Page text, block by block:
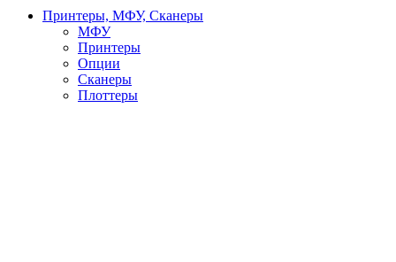
Принтеры, МФУ, Сканеры
МФУ
Принтеры
Опции
Сканеры
Плоттеры